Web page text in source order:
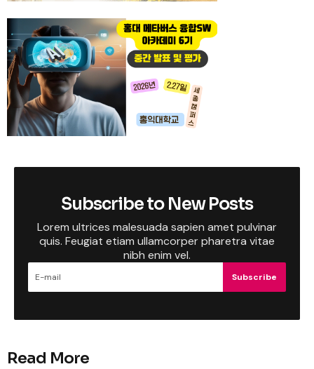
Subscribe to New Posts
Lorem ultrices malesuada sapien amet pulvinar
quis. Feugiat etiam ullamcorper pharetra vitae
nibh enim vel.
Subscribe
Read More